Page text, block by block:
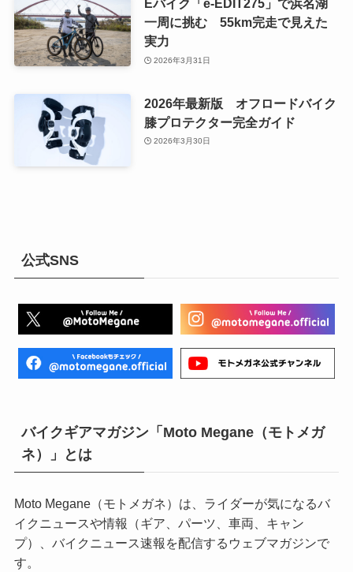
Eバイク「e-EDIT275」で浜名湖
一周に挑む 55km完走で見えた
実力
2026年3月31日
2026年最新版 オフロードバイク
膝プロテクター完全ガイド
2026年3月30日
公式SNS
バイクギアマガジン「Moto Megane（モトメガ
ネ）」とは
Moto Megane（モトメガネ）は、ライダーが気になるバ
イクニュースや情報（ギア、パーツ、車両、キャン
プ）、バイクニュース速報を配信するウェブマガジンで
す。